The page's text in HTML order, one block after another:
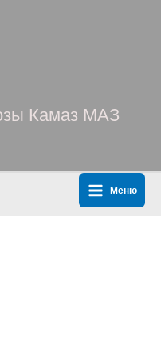
Камаз МАЗ
Main
Меню